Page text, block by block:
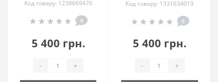
Код товару: 1238669476
0
5 400 грн.
- +
Код товару: 1331634019
0
5 400 грн.
- +